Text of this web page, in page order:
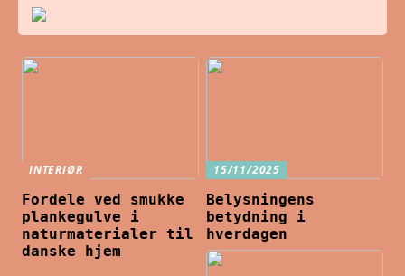
INTERIØR
Fordele ved smukke
plankegulve i
naturmaterialer til
danske hjem
15/11/2025
Belysningens
betydning i
hverdagen